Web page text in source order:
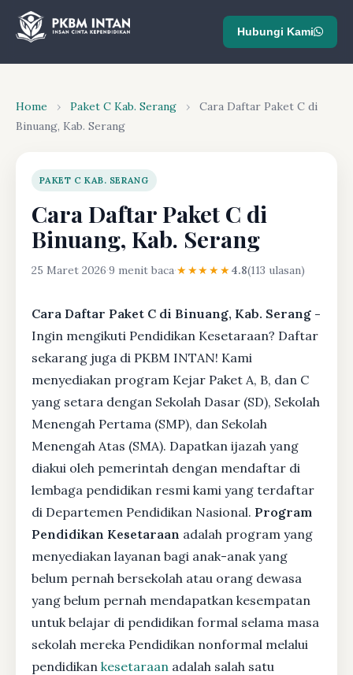
Hubungi Kami
Home › Paket C Kab. Serang ›
Cara Daftar Paket C di
Binuang, Kab. Serang
PAKET C KAB. SERANG
Cara Daftar Paket C di
Binuang, Kab. Serang
25 Maret 2026·9 menit baca·★★★★★4.8(113 ulasan)
Cara Daftar Paket C di Binuang, Kab. Serang -
Ingin mengikuti Pendidikan Kesetaraan? Daftar
sekarang juga di PKBM INTAN! Kami
menyediakan program Kejar Paket A, B, dan C
yang setara dengan Sekolah Dasar (SD), Sekolah
Menengah Pertama (SMP), dan Sekolah
Menengah Atas (SMA). Dapatkan ijazah yang
diakui oleh pemerintah dengan mendaftar di
lembaga pendidikan resmi kami yang terdaftar
di Departemen Pendidikan Nasional. Program
Pendidikan Kesetaraan adalah program yang
menyediakan layanan bagi anak-anak yang
belum pernah bersekolah atau orang dewasa
yang belum pernah mendapatkan kesempatan
untuk belajar di pendidikan formal selama masa
sekolah mereka Pendidikan nonformal melalui
pendidikan kesetaraan adalah salah satu